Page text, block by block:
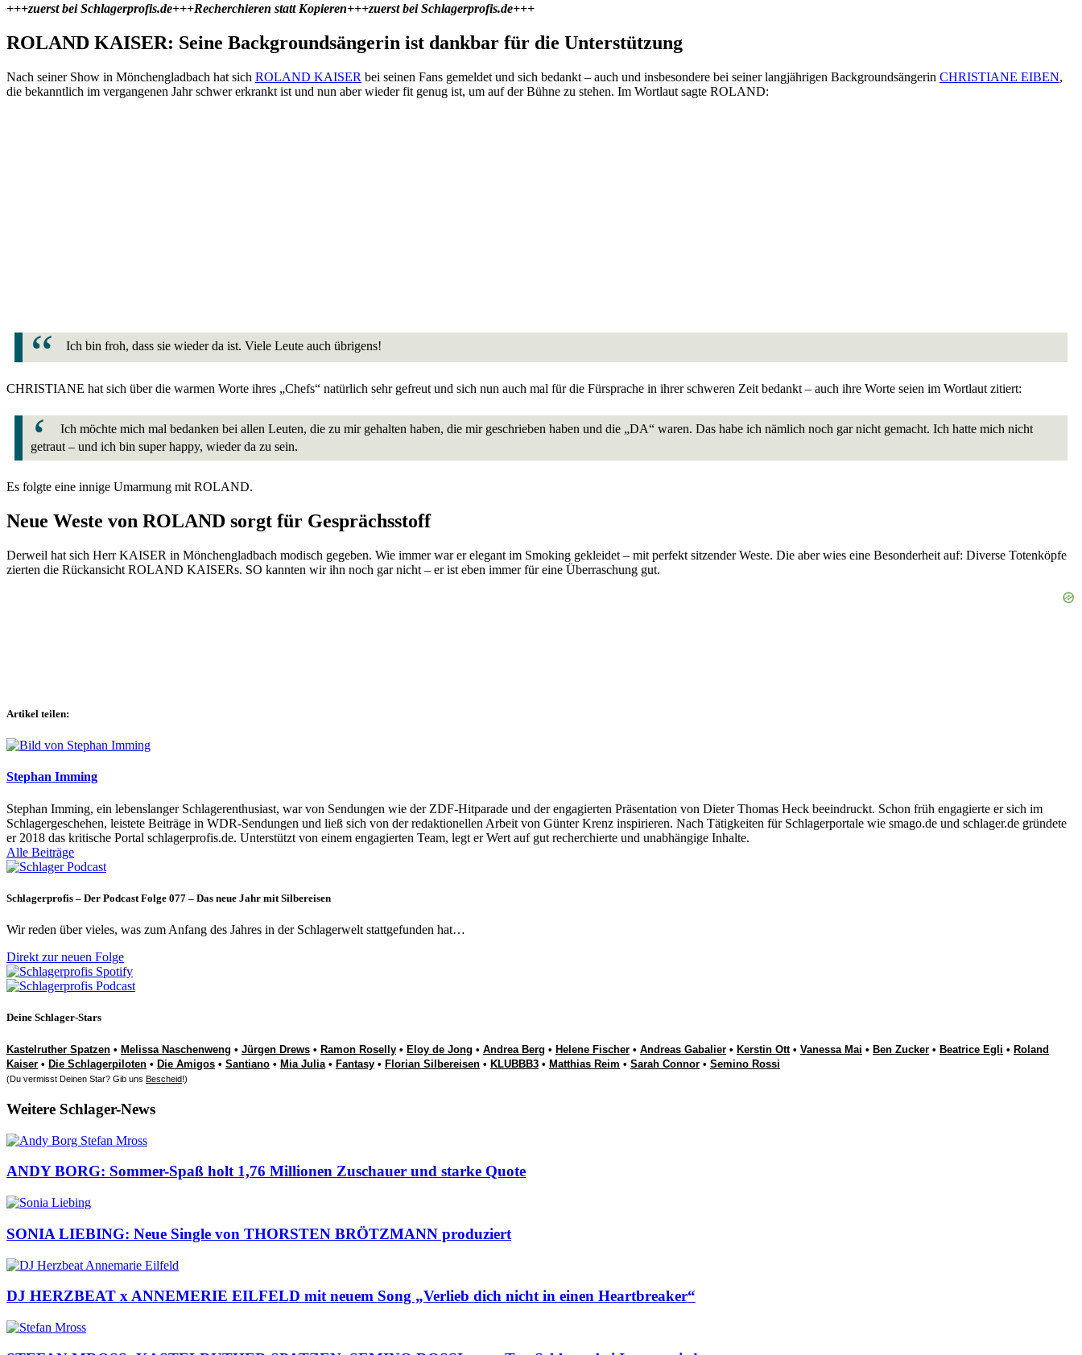
+++zuerst bei Schlagerprofis.de+++Recherchieren statt Kopieren+++zuerst bei Schlagerprofis.de+++
ROLAND KAISER: Seine Backgroundsängerin ist dankbar für die Unterstützung
Nach seiner Show in Mönchengladbach hat sich ROLAND KAISER bei seinen Fans gemeldet und sich bedankt – auch und insbesondere bei seiner langjährigen Backgroundsängerin CHRISTIANE EIBEN,
die bekanntlich im vergangenen Jahr schwer erkrankt ist und nun aber wieder fit genug ist, um auf der Bühne zu stehen. Im Wortlaut sagte ROLAND:
Ich bin froh, dass sie wieder da ist. Viele Leute auch übrigens!
CHRISTIANE hat sich über die warmen Worte ihres „Chefs“ natürlich sehr gefreut und sich nun auch mal für die Fürsprache in ihrer schweren Zeit bedankt – auch ihre Worte seien im Wortlaut zitiert:
Ich möchte mich mal bedanken bei allen Leuten, die zu mir gehalten haben, die mir geschrieben haben und die „DA“ waren. Das habe ich nämlich noch gar nicht gemacht. Ich hatte mich nicht
getraut – und ich bin super happy, wieder da zu sein.
Es folgte eine innige Umarmung mit ROLAND.
Neue Weste von ROLAND sorgt für Gesprächsstoff
Derweil hat sich Herr KAISER in Mönchengladbach modisch gegeben. Wie immer war er elegant im Smoking gekleidet – mit perfekt sitzender Weste. Die aber wies eine Besonderheit auf: Diverse Totenköpfe
zierten die Rückansicht ROLAND KAISERs. SO kannten wir ihn noch gar nicht – er ist eben immer für eine Überraschung gut.
Artikel teilen:
Stephan Imming
Stephan Imming, ein lebenslanger Schlagerenthusiast, war von Sendungen wie der ZDF-Hitparade und der engagierten Präsentation von Dieter Thomas Heck beeindruckt. Schon früh engagierte er sich im
Schlagergeschehen, leistete Beiträge in WDR-Sendungen und ließ sich von der redaktionellen Arbeit von Günter Krenz inspirieren. Nach Tätigkeiten für Schlagerportale wie smago.de und schlager.de gründete
er 2018 das kritische Portal schlagerprofis.de. Unterstützt von einem engagierten Team, legt er Wert auf gut recherchierte und unabhängige Inhalte.
Alle Beiträge
Schlagerprofis – Der Podcast Folge 077 – Das neue Jahr mit Silbereisen
Wir reden über vieles, was zum Anfang des Jahres in der Schlagerwelt stattgefunden hat…
Direkt zur neuen Folge
Deine Schlager-Stars
Kastelruther Spatzen • Melissa Naschenweng • Jürgen Drews • Ramon Roselly • Eloy de Jong • Andrea Berg • Helene Fischer • Andreas Gabalier • Kerstin Ott• Vanessa Mai • Ben Zucker • Beatrice Egli • Roland
Kaiser • Die Schlagerpiloten • Die Amigos • Santiano • Mia Julia• Fantasy • Florian Silbereisen • KLUBBB3 • Matthias Reim • Sarah Connor • Semino Rossi
(Du vermisst Deinen Star? Gib uns Bescheid!)
Weitere Schlager-News
ANDY BORG: Sommer-Spaß holt 1,76 Millionen Zuschauer und starke Quote
SONIA LIEBING: Neue Single von THORSTEN BRÖTZMANN produziert
DJ HERZBEAT x ANNEMERIE EILFELD mit neuem Song „Verlieb dich nicht in einen Heartbreaker“